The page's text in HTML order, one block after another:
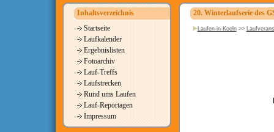
Inhaltsverzeichnis
Startseite
Laufkalender
Ergebnislisten
Fotoarchiv
Lauf-Treffs
Laufstrecken
Rund ums Laufen
Lauf-Reportagen
Impressum
20. Winterlaufserie des
Laufen-in-Koeln>>